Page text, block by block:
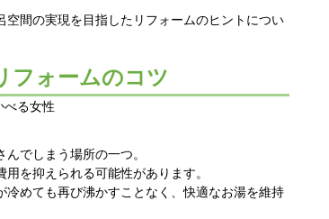
間の実現を目指したリフォームのヒントについ
フォームのコツ
でしまう場所の一つ。
を抑えられる可能性があります。
めても再び沸かすことなく、快適なお湯を維持